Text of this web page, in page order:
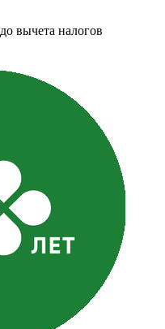
до вычета налогов